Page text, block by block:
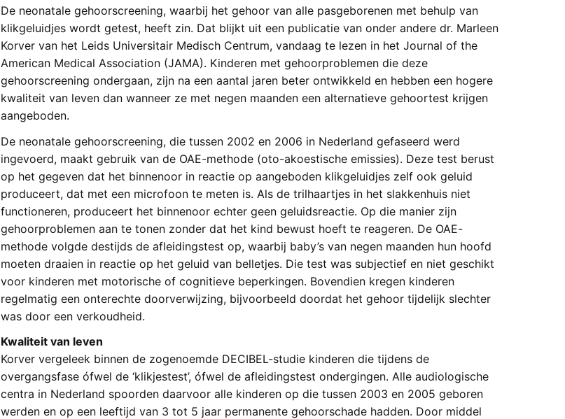
De neonatale gehoorscreening, waarbij het gehoor van alle pasgeborenen met behulp van
klikgeluidjes wordt getest, heeft zin. Dat blijkt uit een publicatie van onder andere dr. Marleen
Korver van het Leids Universitair Medisch Centrum, vandaag te lezen in het Journal of the
American Medical Association (JAMA). Kinderen met gehoorproblemen die deze
gehoorscreening ondergaan, zijn na een aantal jaren beter ontwikkeld en hebben een hogere
kwaliteit van leven dan wanneer ze met negen maanden een alternatieve gehoortest krijgen
aangeboden.
De neonatale gehoorscreening, die tussen 2002 en 2006 in Nederland gefaseerd werd
ingevoerd, maakt gebruik van de OAE-methode (oto-akoestische emissies). Deze test berust
op het gegeven dat het binnenoor in reactie op aangeboden klikgeluidjes zelf ook geluid
produceert, dat met een microfoon te meten is. Als de trilhaartjes in het slakkenhuis niet
functioneren, produceert het binnenoor echter geen geluidsreactie. Op die manier zijn
gehoorproblemen aan te tonen zonder dat het kind bewust hoeft te reageren. De OAE-
methode volgde destijds de afleidingstest op, waarbij baby’s van negen maanden hun hoofd
moeten draaien in reactie op het geluid van belletjes. Die test was subjectief en niet geschikt
voor kinderen met motorische of cognitieve beperkingen. Bovendien kregen kinderen
regelmatig een onterechte doorverwijzing, bijvoorbeeld doordat het gehoor tijdelijk slechter
was door een verkoudheid.
Kwaliteit van leven
Korver vergeleek binnen de zogenoemde DECIBEL-studie kinderen die tijdens de
overgangsfase ófwel de ‘klikjestest’, ófwel de afleidingstest ondergingen. Alle audiologische
centra in Nederland spoorden daarvoor alle kinderen op die tussen 2003 en 2005 geboren
werden en op een leeftijd van 3 tot 5 jaar permanente gehoorschade hadden. Door middel